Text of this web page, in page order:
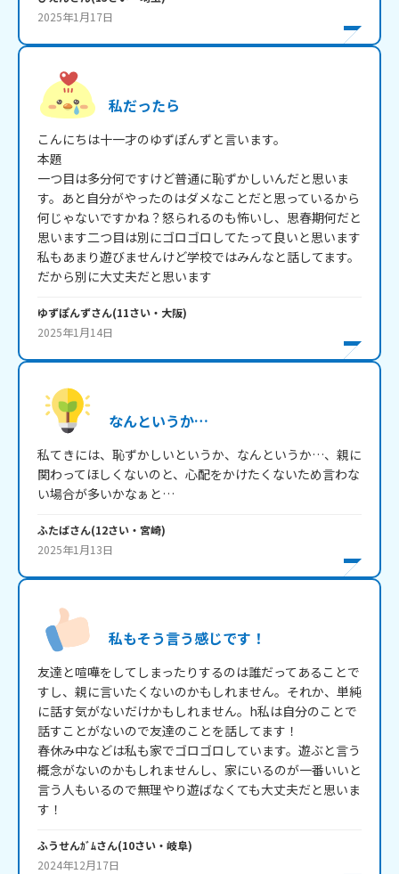
2025年1月17日
私だったら
こんにちは十一才のゆずぽんずと言います。
本題
一つ目は多分何ですけど普通に恥ずかしいんだと思いま
す。あと自分がやったのはダメなことだと思っているから
何じゃないですかね？怒られるのも怖いし、思春期何だと
思います二つ目は別にゴロゴロしてたって良いと思います
私もあまり遊びませんけど学校ではみんなと話してます。
だから別に大丈夫だと思います
ゆずぽんずさん(11さい・ 大阪)
2025年1月14日
なんというか…
私てきには、恥ずかしいというか、なんというか…、親に
関わってほしくないのと、心配をかけたくないため言わな
い場合が多いかなぁと…
ふたばさん(12さい・ 宮崎)
2025年1月13日
私もそう言う感じです！
友達と喧嘩をしてしまったりするのは誰だってあることで
すし、親に言いたくないのかもしれません。それか、単純
に話す気がないだけかもしれません。h私は自分のことで
話すことがないので友達のことを話してます！
春休み中などは私も家でゴロゴロしています。遊ぶと言う
概念がないのかもしれませんし、家にいるのが一番いいと
言う人もいるので無理やり遊ばなくても大丈夫だと思いま
す！
ふうせんｶﾞﾑさん(10さい・ 岐阜)
2024年12月17日